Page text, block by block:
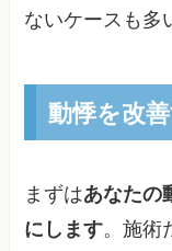
ないケースも多
動悸を改
まずはあなたの
にします。施術